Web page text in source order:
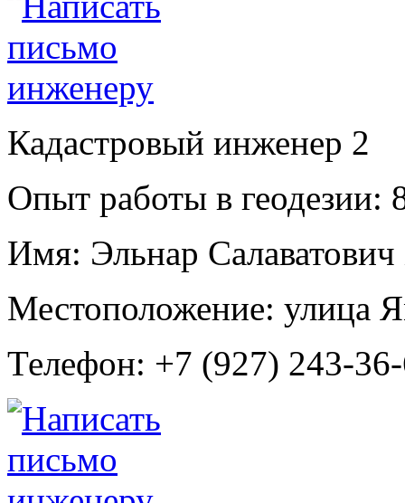
Кадастровый инженер 2
Опыт работы в геодезии:
Имя: Эльнар
Местоположение: улица
Телефон: +7 (927) 243-